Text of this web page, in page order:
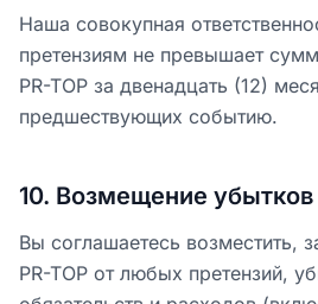
Наша совокупная
претензиям не превышает
PR-TOP за двенадцать (12)
предшествующих событию.
10. Возмещение убытков
Вы соглашаетесь возместить,
PR-TOP от любых претензий,